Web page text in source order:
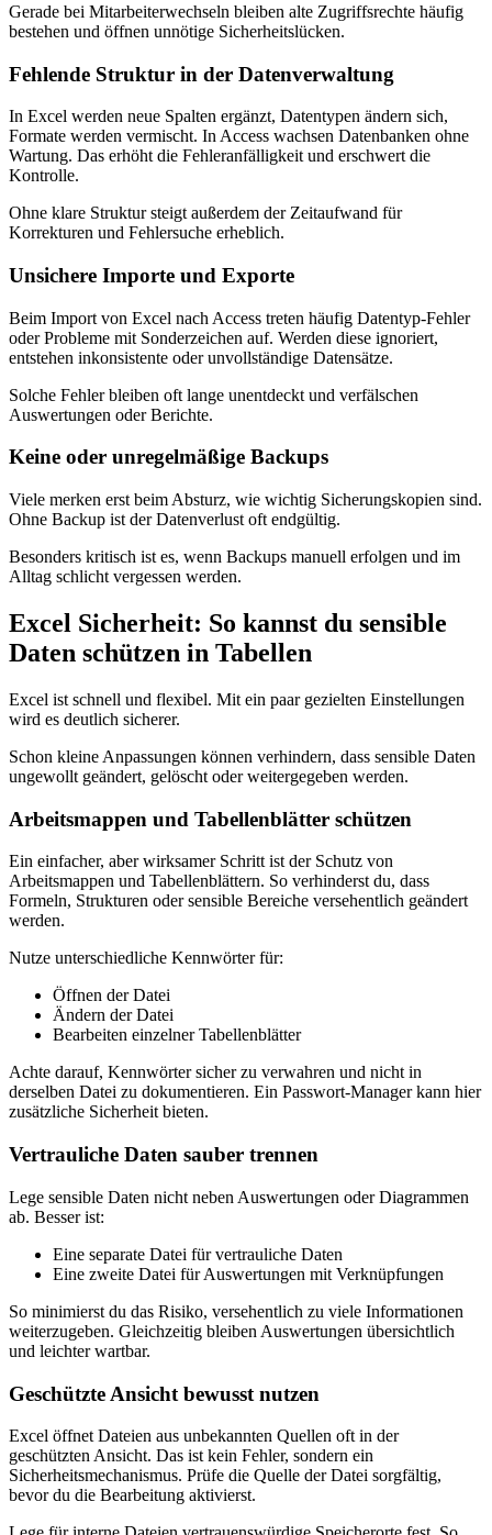
Gerade bei Mitarbeiterwechseln bleiben alte Zugriffsrechte häufig
bestehen und öffnen unnötige Sicherheitslücken.
Fehlende Struktur in der Datenverwaltung
In Excel werden neue Spalten ergänzt, Datentypen ändern sich,
Formate werden vermischt. In Access wachsen Datenbanken ohne
Wartung. Das erhöht die Fehleranfälligkeit und erschwert die
Kontrolle.
Ohne klare Struktur steigt außerdem der Zeitaufwand für
Korrekturen und Fehlersuche erheblich.
Unsichere Importe und Exporte
Beim Import von Excel nach Access treten häufig Datentyp-Fehler
oder Probleme mit Sonderzeichen auf. Werden diese ignoriert,
entstehen inkonsistente oder unvollständige Datensätze.
Solche Fehler bleiben oft lange unentdeckt und verfälschen
Auswertungen oder Berichte.
Keine oder unregelmäßige Backups
Viele merken erst beim Absturz, wie wichtig Sicherungskopien sind.
Ohne Backup ist der Datenverlust oft endgültig.
Besonders kritisch ist es, wenn Backups manuell erfolgen und im
Alltag schlicht vergessen werden.
Excel Sicherheit: So kannst du sensible
Daten schützen in Tabellen
Excel ist schnell und flexibel. Mit ein paar gezielten Einstellungen
wird es deutlich sicherer.
Schon kleine Anpassungen können verhindern, dass sensible Daten
ungewollt geändert, gelöscht oder weitergegeben werden.
Arbeitsmappen und Tabellenblätter schützen
Ein einfacher, aber wirksamer Schritt ist der Schutz von
Arbeitsmappen und Tabellenblättern. So verhinderst du, dass
Formeln, Strukturen oder sensible Bereiche versehentlich geändert
werden.
Nutze unterschiedliche Kennwörter für:
Öffnen der Datei
Ändern der Datei
Bearbeiten einzelner Tabellenblätter
Achte darauf, Kennwörter sicher zu verwahren und nicht in
derselben Datei zu dokumentieren. Ein Passwort-Manager kann hier
zusätzliche Sicherheit bieten.
Vertrauliche Daten sauber trennen
Lege sensible Daten nicht neben Auswertungen oder Diagrammen
ab. Besser ist:
Eine separate Datei für vertrauliche Daten
Eine zweite Datei für Auswertungen mit Verknüpfungen
So minimierst du das Risiko, versehentlich zu viele Informationen
weiterzugeben. Gleichzeitig bleiben Auswertungen übersichtlich
und leichter wartbar.
Geschützte Ansicht bewusst nutzen
Excel öffnet Dateien aus unbekannten Quellen oft in der
geschützten Ansicht. Das ist kein Fehler, sondern ein
Sicherheitsmechanismus. Prüfe die Quelle der Datei sorgfältig,
bevor du die Bearbeitung aktivierst.